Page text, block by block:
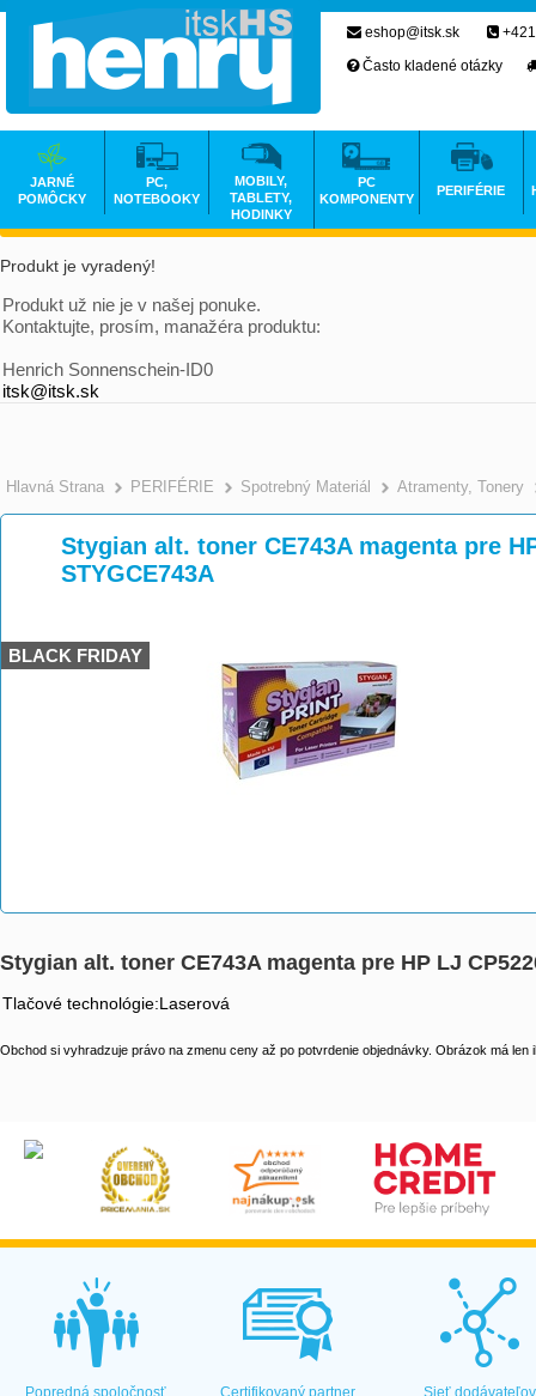
Produkt je vyradený!
Produkt už nie je v našej ponuke.
Kontaktujte, prosím, manažéra produktu:
Henrich Sonnenschein-ID0
itsk@itsk.sk
Hlavná Strana >
PERIFÉRIE >
Spotrebný Materiál >
Atramenty, Tonery
Stygian alt. toner CE743A magenta pre
STYGCE743A
BLACK FRIDAY
Stygian alt. toner CE743A magenta pre HP LJ
Tlačové technológie:Laserová
Obchod si vyhradzuje právo na zmenu ceny až po potvrdenie objednávky. Obrázok má len
eshop@itsk.sk
Často kladené otázky
JARNÉ
POMÔCKY
PC,
NOTEBOOKY
MOBILY,
TABLETY,
HODINKY
PC
KOMPONENTY
PERIFÉRIE
Popredná spoločnosť Certifikovaný partner Sieť dodávateľov